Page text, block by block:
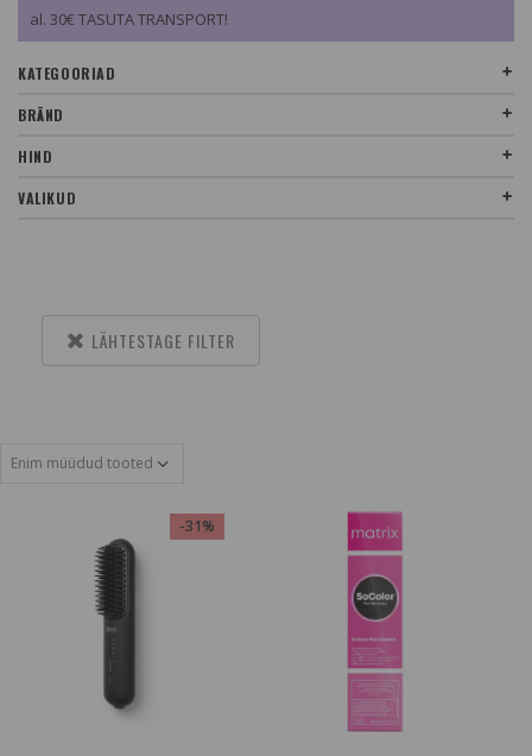
al. 30€ TASUTA TRANSPORT!
KATEGOORIAD
BRÄND
HIND
VALIKUD
LÄHTESTAGE FILTER
-31%